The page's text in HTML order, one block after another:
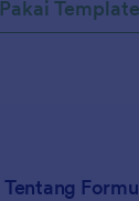
Pakai Template
Tentang